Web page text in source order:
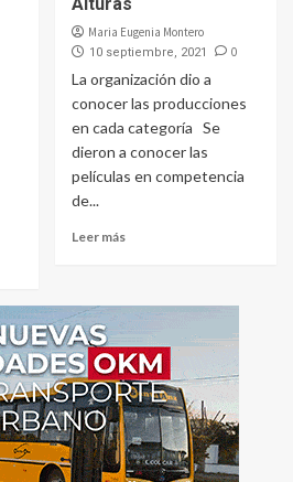
Maria Eugenia Montero
10 septiembre, 2021 0
La organización dio a
conocer las producciones
en cada categoría Se
dieron a conocer las
películas en competencia
de...
Leer más